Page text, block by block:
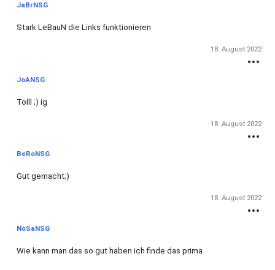
JaBrNSG
Stark LeBauN die Links funktionieren
18. August 2022
JoANSG
Tolll ;) ig
18. August 2022
BeRoNSG
Gut gemacht;)
18. August 2022
NoSaNSG
Wie kann man das so gut haben ich finde das prima